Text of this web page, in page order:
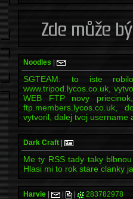
Noodles
SGTEAM: to iste
www.tripod.lycos.co.uk,
WEB FTP novy
ftp.members.lycos.co.uk,
vytvoril, dalej tvoj username
Dark Craft
Me ty RSS tady taky
Hlasi mi to rok stare clanky
Harvie 283782978